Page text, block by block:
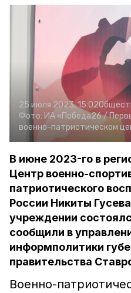
25 июля 2023, 15:02
Фото: ИА «Победа26 /
военно-патриотическом
В июне 2023-го в
Центр военно-
патриотического
России Никиты
учреждении
сообщили в
информполитики
правительства
Военно-